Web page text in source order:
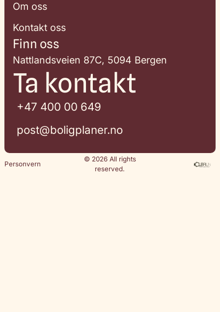
Om oss
Kontakt oss
Finn oss
Nattlandsveien 87C, 5094 Bergen
Ta kontakt
+47 400 00 649
post@boligplaner.no
Personvern
© 2026 All rights
reserved.